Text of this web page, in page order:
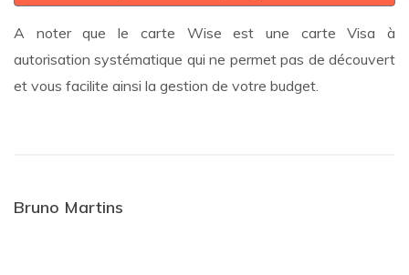
A noter que le carte Wise est une carte Visa à
autorisation systématique qui ne permet pas de découvert
et vous facilite ainsi la gestion de votre budget.
Bruno Martins